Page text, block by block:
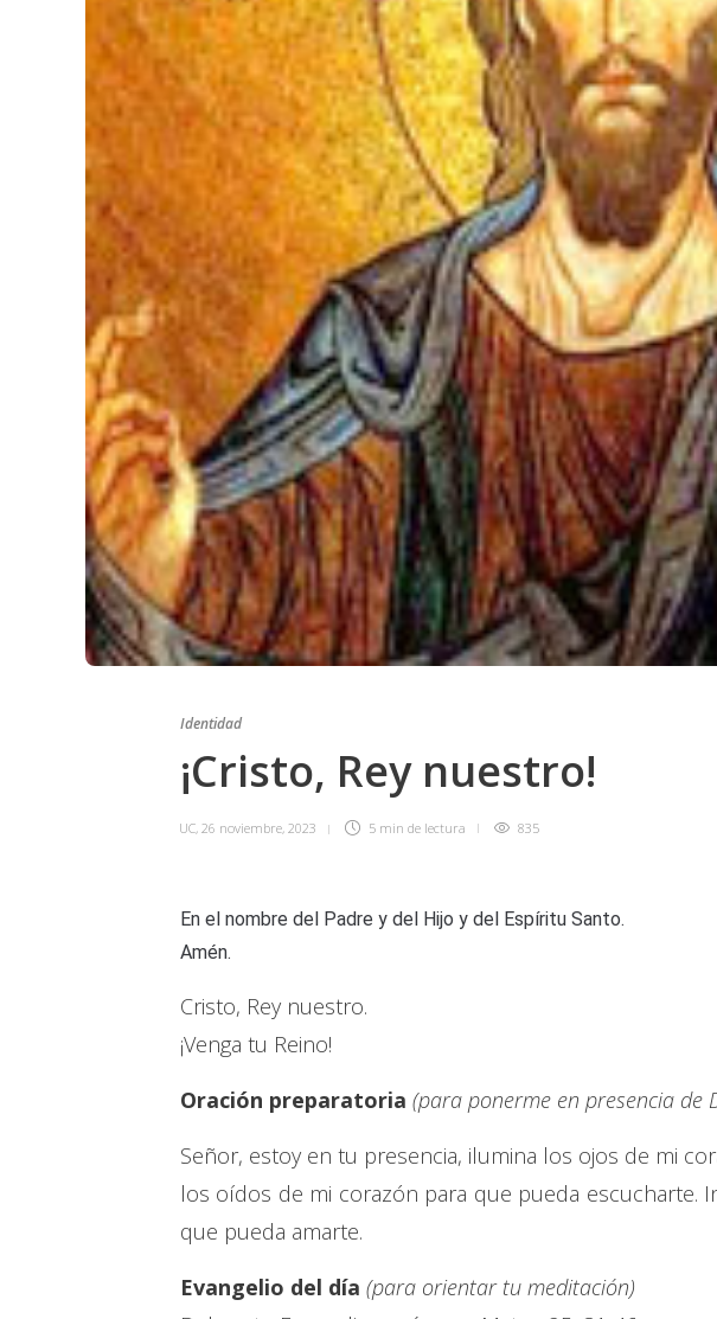
Identidad
¡Cristo, Rey nuestro!
UC, 26 noviembre, 2023 5 min de lectura 835
En el nombre del Padre y del Hijo y del Espíritu Santo.
Amén.
Cristo, Rey nuestro.
¡Venga tu Reino!
Oración preparatoria (para ponerme en presencia de
Señor, estoy en tu presencia, ilumina los ojos de mi
los oídos de mi corazón para que pueda escucharte.
que pueda amarte.
Evangelio del día (para orientar tu meditación)